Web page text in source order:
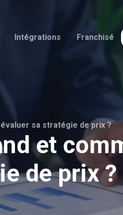
Intégrations Franchisé
sa stratégie de prix ?
et
de prix ?